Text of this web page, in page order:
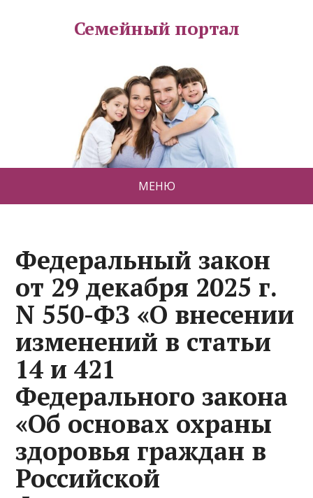
Семейный портал
МЕНЮ
Федеральный закон
от 29 декабря 2025 г.
N 550-ФЗ «О внесении
изменений в статьи
14 и 421
Федерального закона
«Об основах охраны
здоровья граждан в
Российской